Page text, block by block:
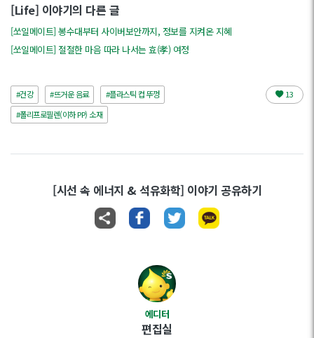
[Life] 이야기의 다른 글
[쏘일메이트] 봉수대부터 사이버보안까지, 정보를 지켜온 지혜
[쏘일메이트] 절절한 마음 따라 나서는 효(孝) 여정
#건강 #뜨거운 음료
#플라스틱 컵 뚜껑
#폴리프로필렌(이하 PP) 소재
13
[시선 속 에너지 & 석유화학] 이야기 공유하기
에디터
편집실